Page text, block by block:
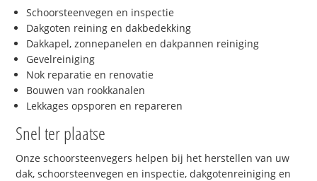
Schoorsteenvegen en inspectie
Dakgoten reining en dakbedekking
Dakkapel, zonnepanelen en dakpannen reiniging
Gevelreiniging
Nok reparatie en renovatie
Bouwen van rookkanalen
Lekkages opsporen en repareren
Snel ter plaatse
Onze schoorsteenvegers helpen bij het herstellen van uw
dak, schoorsteenvegen en inspectie, dakgotenreiniging en